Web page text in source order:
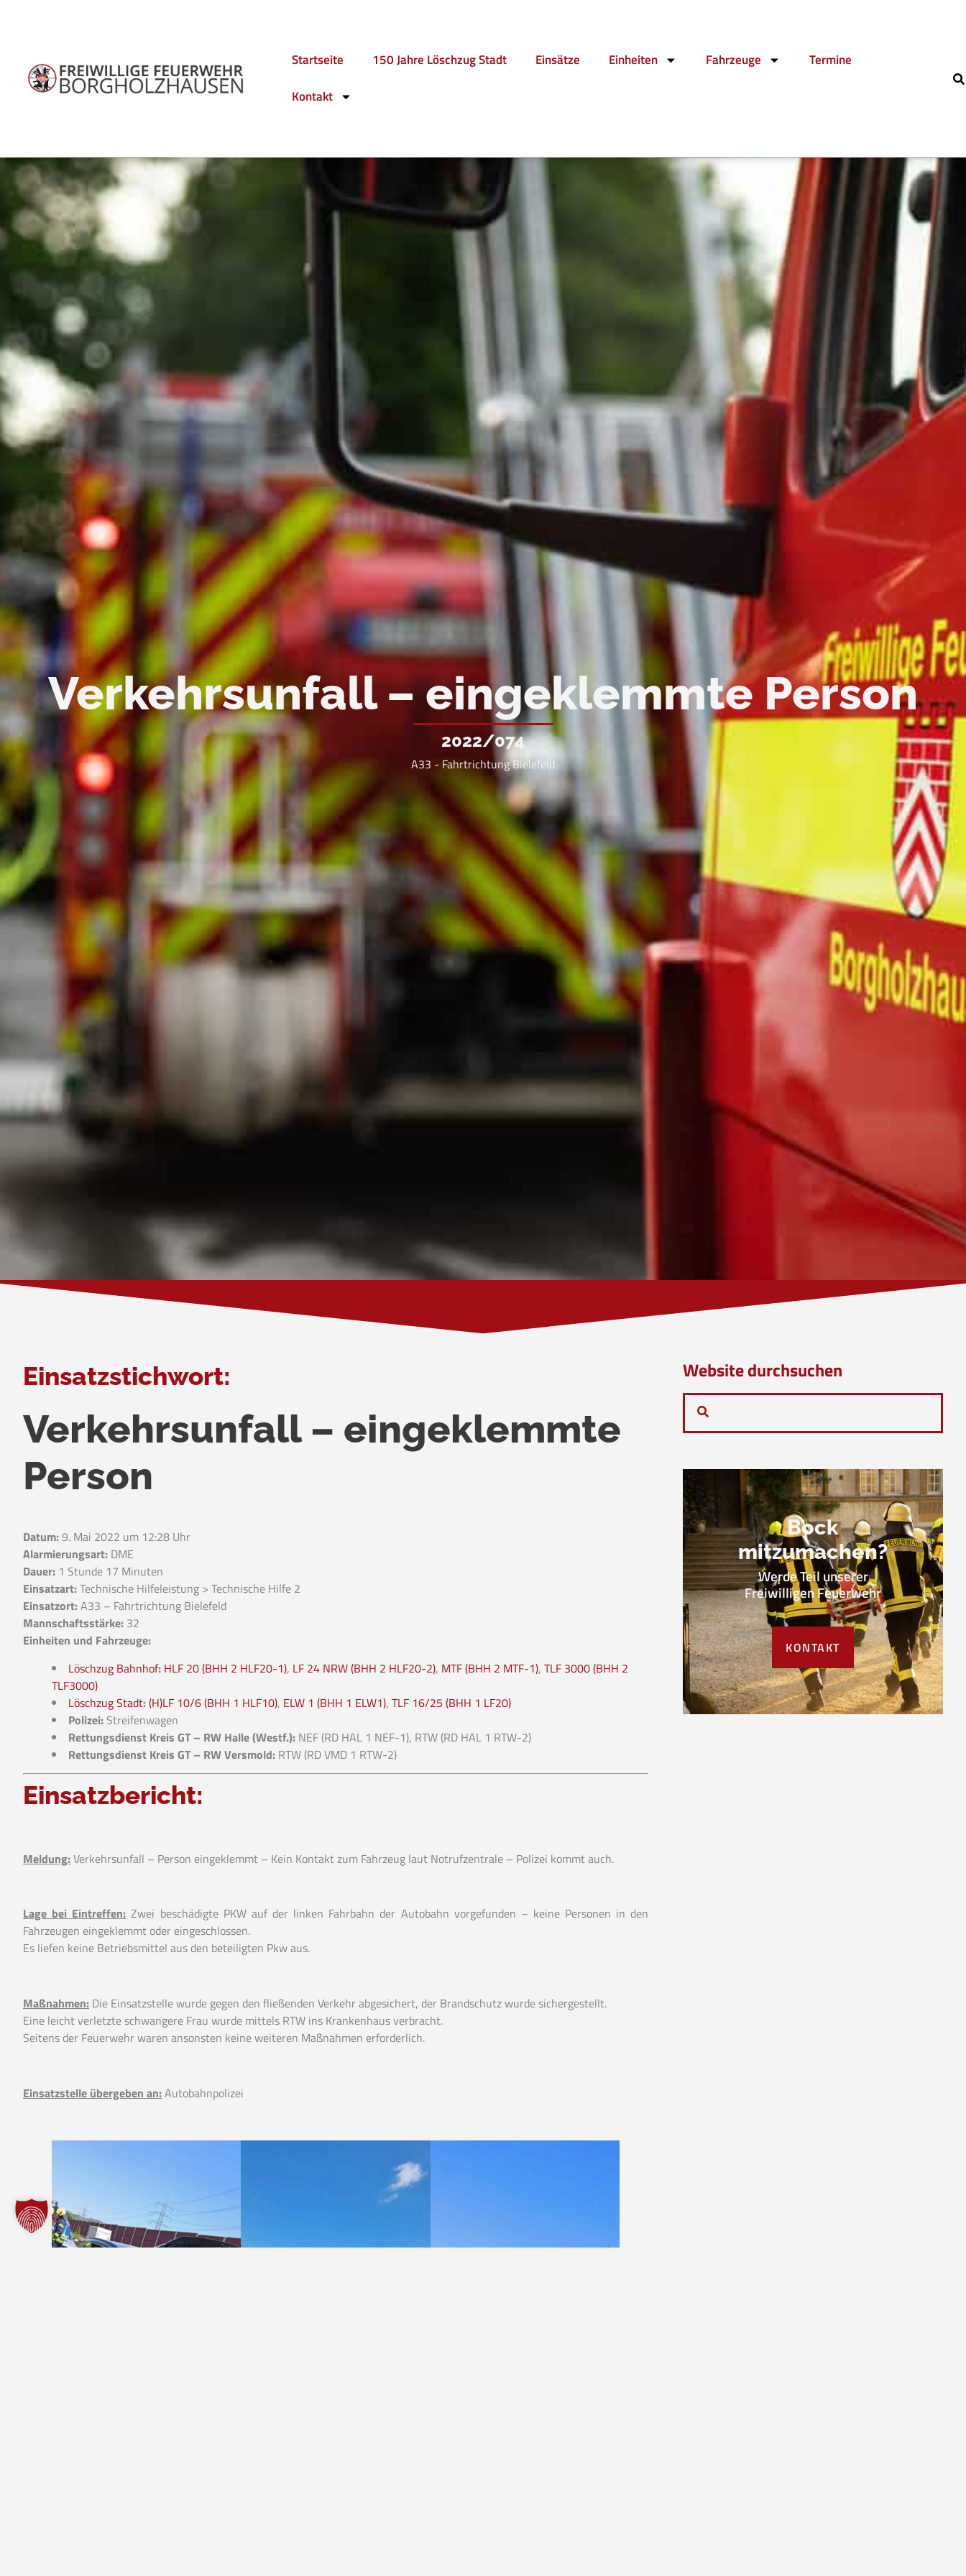
Startseite 150 Jahre Löschzug Stadt Einsätze Einheiten Fahrzeuge
Termine
Kontakt
Verkehrsunfall – eingeklemmte Person
2022/074
A33 - Fahrtrichtung Bielefeld
Einsatzstichwort:
Verkehrsunfall – eingeklemmte
Person
Datum:9. Mai 2022 um 12:28 Uhr
Alarmierungsart: DME
Dauer: 1 Stunde 17 Minuten
Einsatzart:Technische Hilfeleistung > Technische Hilfe 2
Einsatzort:A33 – Fahrtrichtung Bielefeld
Mannschaftsstärke: 32
Einheiten und Fahrzeuge:
Löschzug Bahnhof: HLF 20 (BHH 2 HLF20-1), LF 24 NRW (BHH 2 HLF20-2), MTF (BHH 2 MTF-1), TLF 3000 (BHH 2
TLF3000)
Löschzug Stadt:(H)LF 10/6 (BHH 1 HLF10), ELW 1 (BHH 1 ELW1), TLF 16/25 (BHH 1 LF20)
Polizei: Streifenwagen
Rettungsdienst Kreis GT – RW Halle (Westf.): NEF (RD HAL 1 NEF-1), RTW (RD HAL 1 RTW-2)
Rettungsdienst Kreis GT – RW Versmold: RTW (RD VMD 1 RTW-2)
Einsatzbericht:
Meldung:Verkehrsunfall – Person eingeklemmt – Kein Kontakt zum Fahrzeug laut Notrufzentrale – Polizei kommt auch.
Lage bei Eintreffen: Zwei beschädigte PKW auf der linken Fahrbahn der Autobahn vorgefunden – keine Personen in den
Fahrzeugen eingeklemmt oder eingeschlossen.
Es liefen keine Betriebsmittel aus den beteiligten Pkw aus.
Maßnahmen: Die Einsatzstelle wurde gegen den fließenden Verkehr abgesichert, der Brandschutz wurde sichergestellt.
Eine leicht verletzte schwangere Frau wurde mittels RTW ins Krankenhaus verbracht.
Seitens der Feuerwehr waren ansonsten keine weiteren Maßnahmen erforderlich.
Einsatzstelle übergeben an:Autobahnpolizei
Website durchsuchen
Bock
mitzumachen?
Werde Teil unserer
Freiwilligen Feuerwehr
KONTAKT